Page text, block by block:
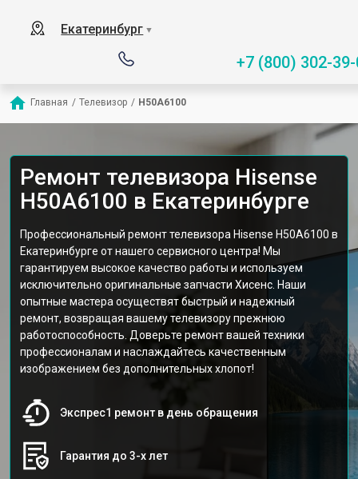
Екатеринбург ▼
+7 (800) 302-
Главная / Телевизор / H50A6100
Ремонт телевизора Hisense
H50A6100 в Екатеринбурге
Профессиональный ремонт телевизора Hisense H50A6100 в
Екатеринбурге от нашего сервисного центра! Мы
гарантируем высокое качество работы и используем
исключительно оригинальные запчасти Хисенс. Наши
опытные мастера осуществят быстрый и надежный
ремонт, возвращая вашему телевизору прежнюю
работоспособность. Доверьте ремонт вашей техники
профессионалам и наслаждайтесь качественным
изображением без дополнительных хлопот!
Экспрес1 ремонт в день обращения
Гарантия до 3-х лет